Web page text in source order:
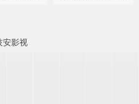
安影视